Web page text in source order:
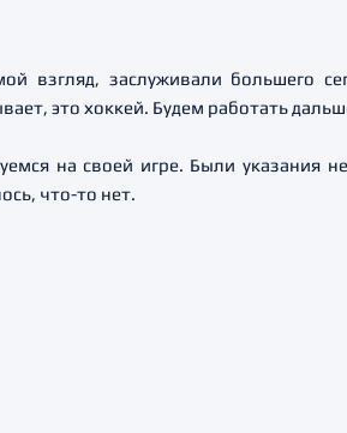
заслуживали большего
это хоккей. Будем работать
на своей игре. Были указания
что-то нет.